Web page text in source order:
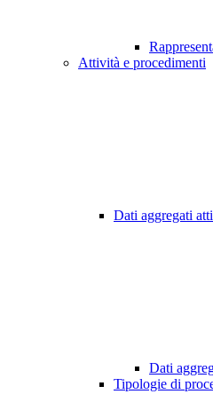
Attività e procedimenti
Dati aggregati
Dati
Tipologie di